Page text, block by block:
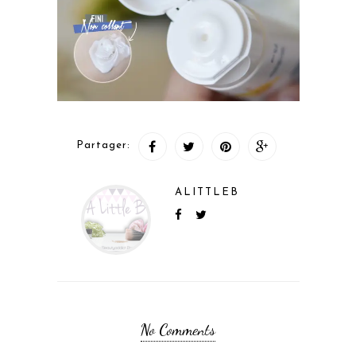
Partager:
ALITTLEB
No Comments